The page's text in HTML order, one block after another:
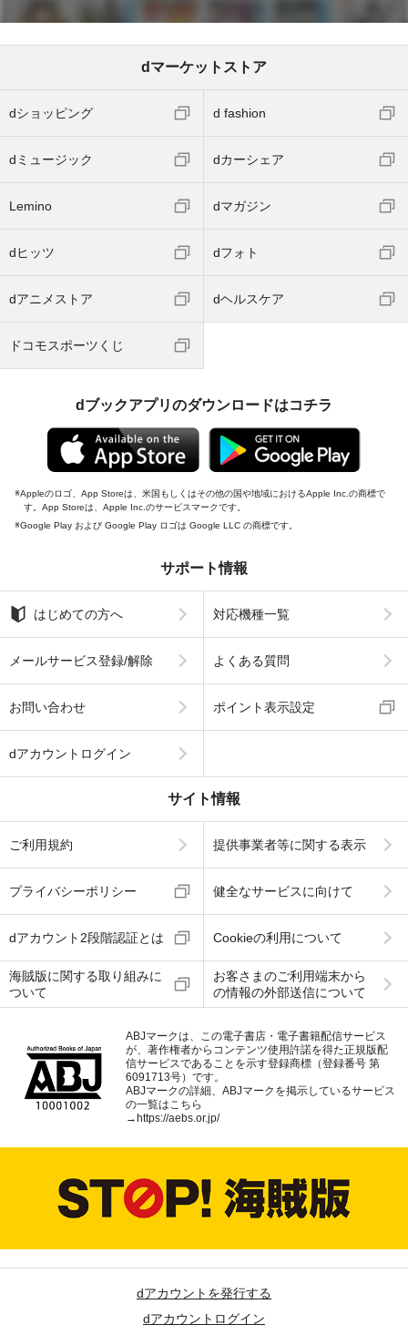
dマーケットストア
dショッピング d fashion
dミュージック dカーシェア
Lemino dマガジン
dヒッツ dフォト
dアニメストア dヘルスケア
ドコモスポーツくじ
dブックアプリのダウンロードはコチラ
Appleのロゴ、App Storeは、米国もしくはその他の国や地域におけるApple Inc.の商標で
す。App Storeは、Apple Inc.のサービスマークです。
Google Play および Google Play ロゴは Google LLC の商標です。
サポート情報
はじめての方へ 対応機種一覧
メールサービス登録/解除 よくある質問
お問い合わせ ポイント表示設定
dアカウントログイン
サイト情報
ご利用規約 提供事業者等に関する表示
プライバシーポリシー 健全なサービスに向けて
dアカウント2段階認証とは Cookieの利用について
海賊版に関する取り組みに
ついて
お客さまのご利用端末から
の情報の外部送信について
ABJマークは、この電子書店・電子書籍配信サービス
が、著作権者からコンテンツ使用許諾を得た正規版配
信サービスであることを示す登録商標（登録番号 第
6091713号）です。
ABJマークの詳細、ABJマークを掲示しているサービス
の一覧はこちら
→ https://aebs.or.jp/
dアカウントを発行する
dアカウントログイン